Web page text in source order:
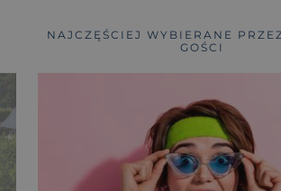
NAJCZĘŚCIEJ WYBIERANE
GOŚCI